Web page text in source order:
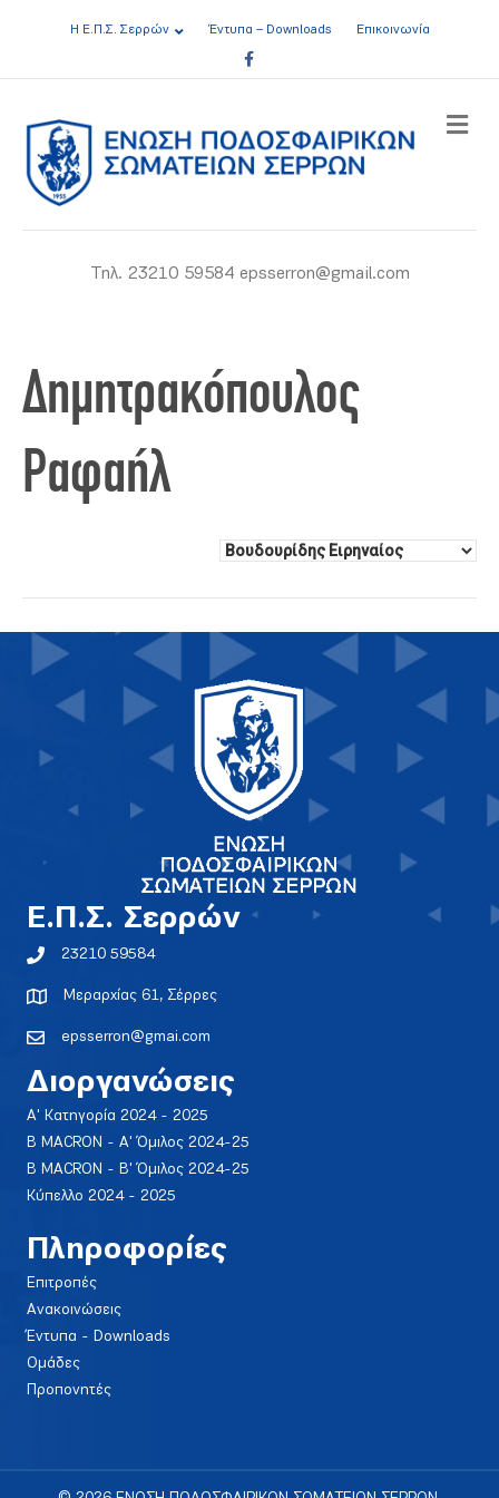
Η Ε.Π.Σ. Σερρών Έντυπα – Downloads
Επικοινωνία
Facebook
Τηλ. 23210 59584 epsserron@gmail.com
Δημητρακόπουλος
Ραφαήλ
E.Π.Σ. Σερρών
23210 59584
Μεραρχίας 61, Σέρρες
epsserron@gmai.com
Διοργανώσεις
Α' Κατηγορία 2024 - 2025
Β MACRON - Α' Όμιλος 2024-25
Β MACRON - Β' Όμιλος 2024-25
Κύπελλο 2024 - 2025
Πληροφορίες
Επιτροπές
Ανακοινώσεις
Έντυπα - Downloads
Ομάδες
Προπονητές